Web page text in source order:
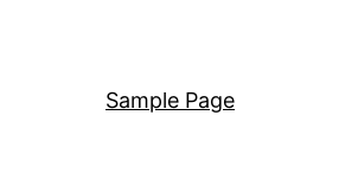
Sample Page